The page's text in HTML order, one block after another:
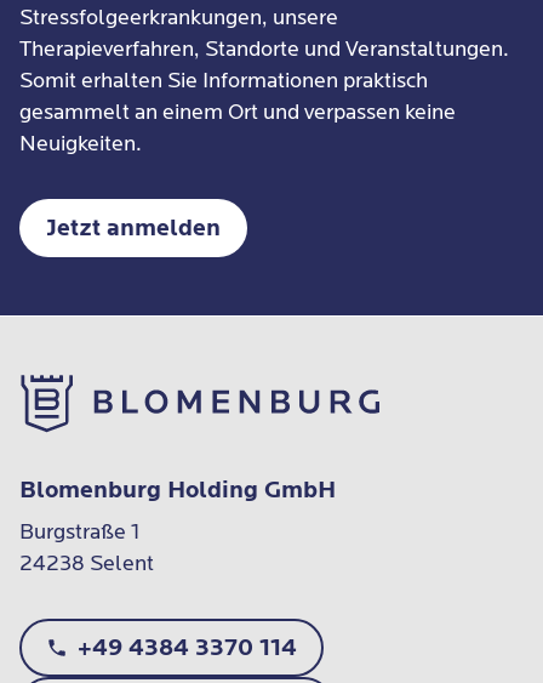
Stressfolgeerkrankungen, unsere
Therapieverfahren, Standorte und Veranstaltungen.
Somit erhalten Sie Informationen praktisch
gesammelt an einem Ort und verpassen keine
Neuigkeiten.
Jetzt anmelden
Blomenburg Holding GmbH
Burgstraße 1
24238 Selent
+49 4384 3370 114